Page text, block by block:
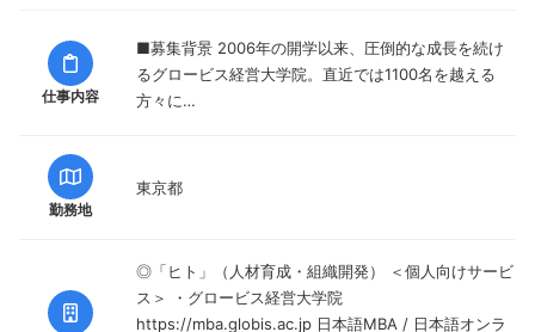
仕事内容
■募集背景 2006年の開学以来、圧倒的な成長を続け
るグロービス経営大学院。直近では1100名を越える
方々に…
勤務地
東京都
◎「ヒト」（人材育成・組織開発） ＜個人向けサービ
ス＞ ・グロービス経営大学院
https://mba.globis.ac.jp 日本語MBA / 日本語オンラ